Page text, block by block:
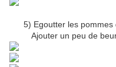
5) Egoutter les pommes
Ajouter un peu de